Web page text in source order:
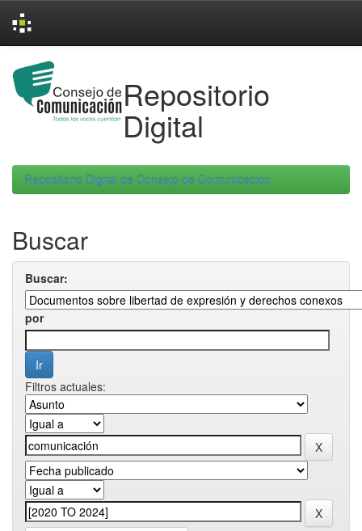
navigation
Repositorio
Digital
Repositorio Digital de Consejo de Comunicacion
Buscar
Buscar:
por
Filtros actuales: